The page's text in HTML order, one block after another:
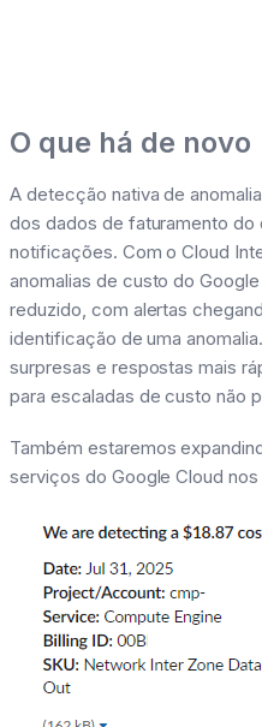
O que há de novo
A detecção nativa de
dos dados de faturamento do
notificações. Com o Cloud
anomalias de custo do
reduzido, com alertas
identificação de uma
surpresas e respostas mais
para escaladas de custo não
Também estaremos
serviços do Google Cloud